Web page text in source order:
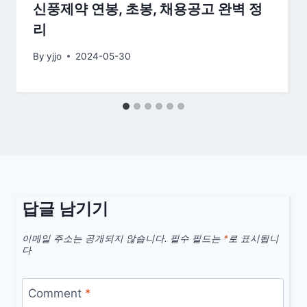
신풍제약 연봉, 초봉, 채용공고 완벽 정
리
By yjjo 2024-05-30
답글 남기기
이메일 주소는 공개되지 않습니다. 필수 필드는 *로 표시됩니
다
Comment *